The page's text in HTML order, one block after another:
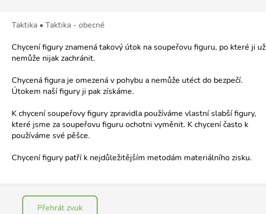
Taktika • Taktika - obecné
Chycení figury znamená takový útok na soupeřovu figuru, po které ji už
nemůže nijak zachránit.
Chycená figura je omezená v pohybu a nemůže utéct do bezpečí.
Útokem naší figury ji pak získáme.
K chycení soupeřovy figury zpravidla používáme vlastní slabší figury,
které jsme za soupeřovu figuru ochotni vyměnit. K chycení často k
používáme své pěšce.
Chycení figury patří k nejdůležitějším metodám materiálního zisku.
Přehrát zvuk